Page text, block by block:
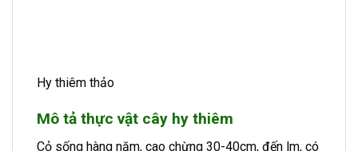
Hy thiêm thảo
Mô tả thực vật cây hy thiêm
Cỏ sống hàng năm, cao chừng 30-40cm, đến lm, có